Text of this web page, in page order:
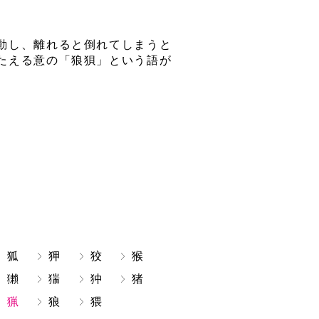
し、離れると倒れてしまうと
える意の「狼狽」という語が
狐 狎 狡
猴
獺
猯 狆
猪
猟
狼 猥